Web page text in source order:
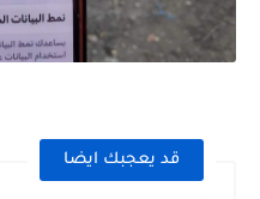
قد يعجبك ايضا